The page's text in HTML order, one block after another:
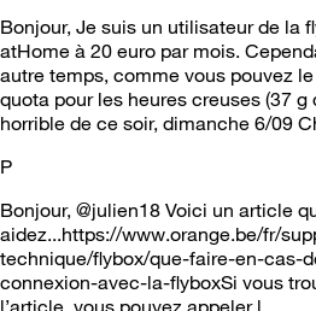
Bonjour, Je suis un utilisateur de la
atHome à 20 euro par mois.
autre temps, comme vous pouvez
quota pour les heures creuses (37
horrible de ce soir, dimanche 6/09
P
Bonjour, @julien18 Voici un article
aidez...https://www.orange.be/fr/
technique/flybox/que-faire-en-cas-
connexion-avec-la-flyboxSi vous